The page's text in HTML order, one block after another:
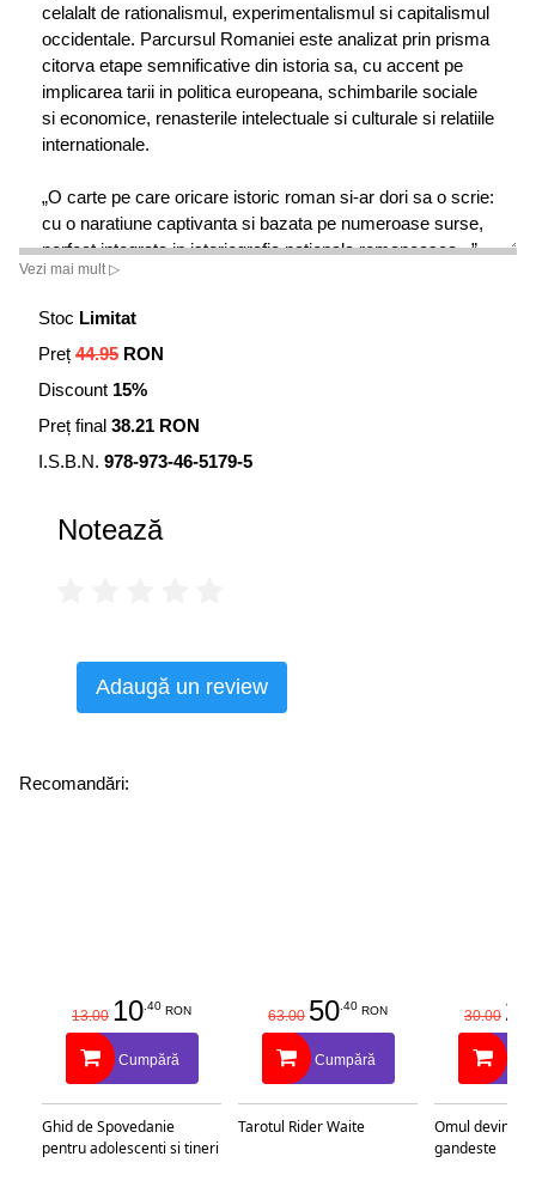
celalalt de rationalismul, experimentalismul si capitalismul
occidentale. Parcursul Romaniei este analizat prin prisma
citorva etape semnificative din istoria sa, cu accent pe
implicarea tarii in politica europeana, schimbarile sociale
si economice, renasterile intelectuale si culturale si relatiile
internationale.
„O carte pe care oricare istoric roman si-ar dori sa o scrie:
cu o naratiune captivanta si bazata pe numeroase surse,
perfect integrata in istoriografia nationala romaneasca...”
• Marius Turda
Din cuprins:
Inceputurile • Intre Est si Vest, din secolul al XIV-lea pina
1866-1919 • Pace si razboi, 1919-1947 • Comunismul
romanesc, 1948-1989 • Dupa 1989
Vezi mai mult ▷
Stoc Limitat
Preț 44.95 RON
Discount 15%
Preț final 38.21 RON
I.S.B.N. 978-973-46-5179-5
Notează
Adaugă un review
Recomandări:
13.00 10.40 RON
Cumpără
Ghid de Spovedanie
pentru adolescenti si tineri
63.00 50.40 RON
Cumpără
Tarotul Rider Waite
30.00 25
Omul devine
gandeste